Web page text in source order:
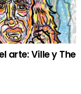
arte: Ville y The